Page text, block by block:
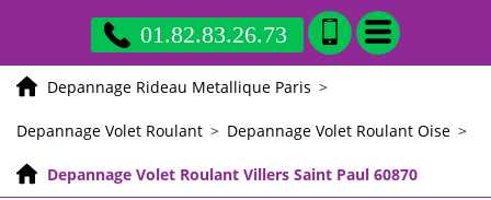
01.82.83.26.73
Depannage Rideau Metallique Paris >
Depannage Volet Roulant > Depannage Volet Roulant Oise >
Depannage Volet Roulant Villers Saint Paul 60870